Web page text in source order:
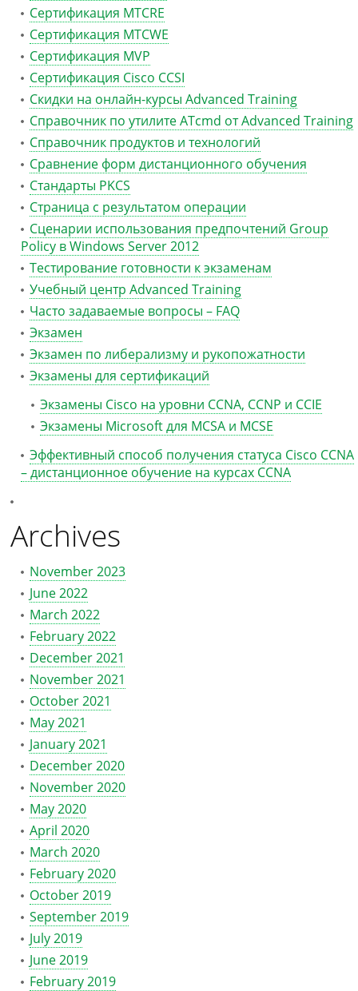
Сертификация MTCRE
Сертификация MTCWE
Сертификация MVP
Сертификация Сisco CCSI
Скидки на онлайн-курсы Advanced Training
Справочник по утилите ATcmd от Advanced Training
Справочник продуктов и технологий
Сравнение форм дистанционного обучения
Стандарты PKCS
Страница с результатом операции
Сценарии использования предпочтений Group
Policy в Windows Server 2012
Тестирование готовности к экзаменам
Учебный центр Advanced Training
Часто задаваемые вопросы – FAQ
Экзамен
Экзамен по либерализму и рукопожатности
Экзамены для сертификаций
Экзамены Cisco на уровни CCNA, CCNP и CCIE
Экзамены Microsoft для MCSA и MCSE
Эффективный способ получения статуса Cisco CCNA
– дистанционное обучение на курсах CCNA
Archives
November 2023
June 2022
March 2022
February 2022
December 2021
November 2021
October 2021
May 2021
January 2021
December 2020
November 2020
May 2020
April 2020
March 2020
February 2020
October 2019
September 2019
July 2019
June 2019
February 2019